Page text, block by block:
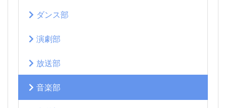
ダンス部
演劇部
放送部
音楽部